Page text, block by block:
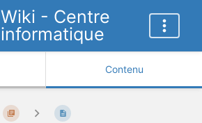
Wiki - Centre
informatique
Contenu